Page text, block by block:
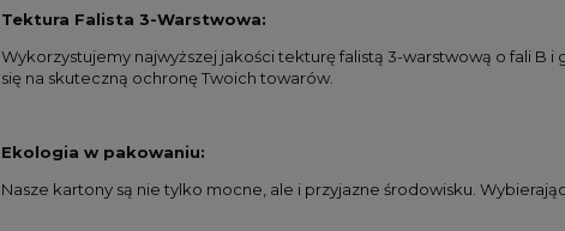
Tektura Falista 3-Warstwowa:
Wykorzystujemy najwyższej jakości tekturę falistą 3-warstwową o fali B
się na skuteczną ochronę Twoich towarów.
Ekologia w pakowaniu:
Nasze kartony są nie tylko mocne, ale i przyjazne środowisku.